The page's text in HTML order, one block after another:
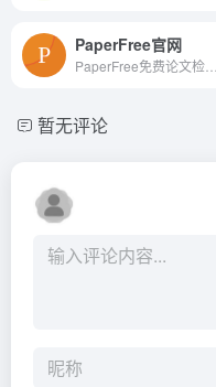
PaperFree官网
暂无评论